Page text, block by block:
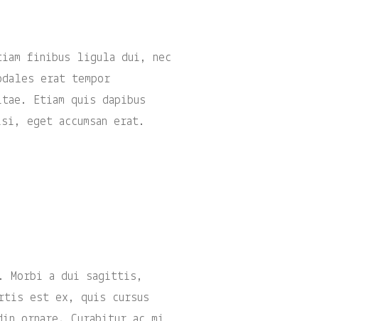
finibus ligula dui, nec
erat tempor
Etiam quis dapibus
eget accumsan erat.
Morbi a dui sagittis,
est ex, quis cursus